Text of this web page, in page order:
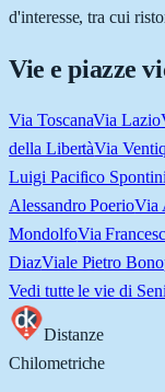
d'interesse, tra cui
Vie e piazze
Via ToscanaVia Lazio
della LibertàVia
Luigi Pacifico Spontini
Alessandro PoerioVia
MondolfoVia
DiazViale Pietro
Vedi tutte le vie di
Distanze
Chilometriche